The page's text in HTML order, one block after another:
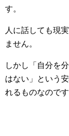
す。
人に話しても現
ません。
しかし「自分を
はない」という
れるものなのです